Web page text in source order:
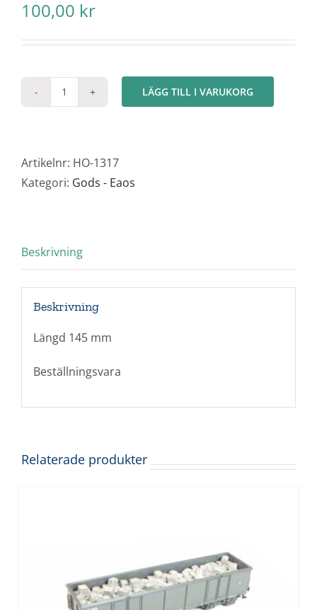
100,00 kr
Stenkol
LÄGG TILL I VARUKORG
Artikelnr: HO-1317
Kategori: Gods - Eaos
Beskrivning
Beskrivning
Längd 145 mm
Beställningsvara
Relaterade produkter